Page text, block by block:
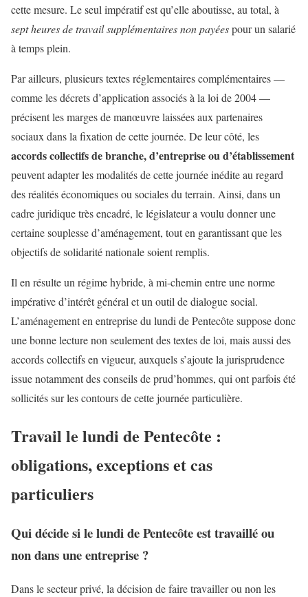
cette mesure. Le seul impératif est qu’elle aboutisse, au total, à
sept heures de travail supplémentaires non payéespour un salarié
à temps plein.
Par ailleurs, plusieurs textes réglementaires complémentaires —
comme les décrets d’application associés à la loi de 2004 —
précisent les marges de manœuvre laissées aux partenaires
sociaux dans la fixation de cette journée. De leur côté, les
accords collectifs de branche, d’entreprise ou d’établissement
peuvent adapter les modalités de cette journée inédite au regard
des réalités économiques ou sociales du terrain. Ainsi, dans un
cadre juridique très encadré, le législateur a voulu donner une
certaine souplesse d’aménagement, tout en garantissant que les
objectifs de solidarité nationale soient remplis.
Il en résulte un régime hybride, à mi-chemin entre une norme
impérative d’intérêt général et un outil de dialogue social.
L’aménagement en entreprise du lundi de Pentecôte suppose donc
une bonne lecture non seulement des textes de loi, mais aussi des
accords collectifs en vigueur, auxquels s’ajoute la jurisprudence
issue notamment des conseils de prud’hommes, qui ont parfois été
sollicités sur les contours de cette journée particulière.
Travail le lundi de Pentecôte :
obligations, exceptions et cas
particuliers
Qui décide si le lundi de Pentecôte est travaillé ou
non dans une entreprise ?
Dans le secteur privé, la décision de faire travailler ou non les